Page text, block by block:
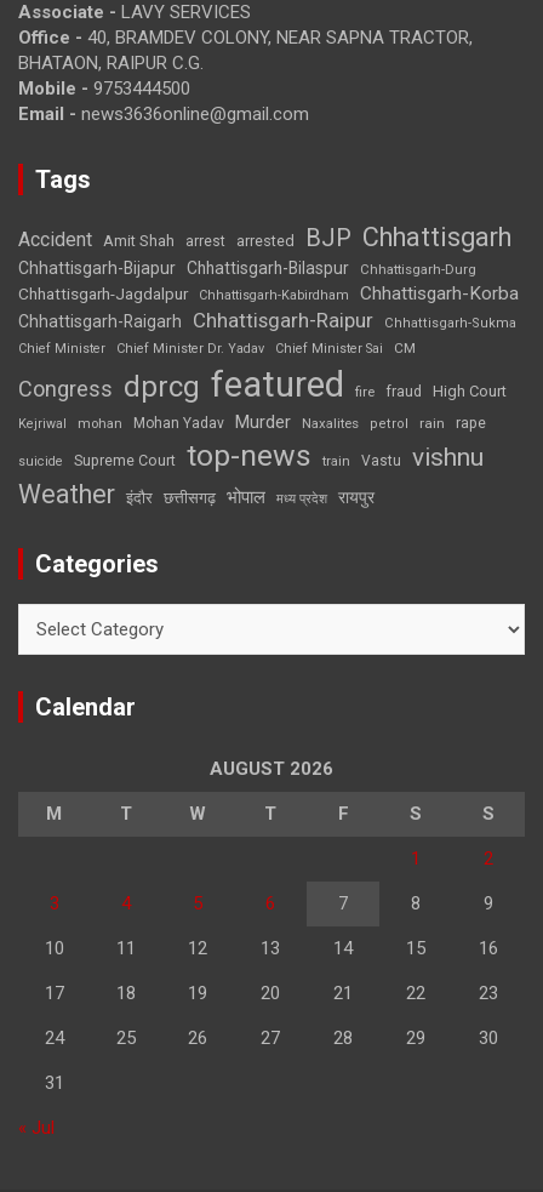
Associate - LAVY SERVICES
Office - 40, BRAMDEV COLONY, NEAR SAPNA TRACTOR,
BHATAON, RAIPUR C.G.
Mobile - 9753444500
Email - news3636online@gmail.com
Tags
Accident Amit Shah arrest arrested BJP Chhattisgarh
Chhattisgarh-Bijapur Chhattisgarh-Bilaspur Chhattisgarh-Durg
Chhattisgarh-Jagdalpur Chhattisgarh-Kabirdham Chhattisgarh-Korba
Chhattisgarh-Raigarh Chhattisgarh-Raipur
Chhattisgarh-Sukma
Chief Minister
Chief Minister Dr. Yadav Chief Minister Sai CM
Congress dprcg featured fire fraud High Court
Kejriwal mohan Mohan Yadav Murder Naxalites petrol rain rape
suicide Supreme Court top-news train Vastu vishnu
Weather इंदौर छत्तीसगढ़ भोपाल मध्य प्रदेश रायपुर
Categories
Calendar
AUGUST 2026
M T W T F S S
1 2
3 4 5 6 7 8 9
10 11 12 13 14 15 16
17 18 19 20 21 22 23
24 25 26 27 28 29 30
31
« Jul